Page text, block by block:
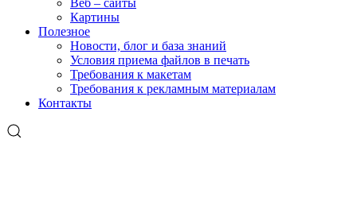
Картины
Полезное
Новости, блог и база знаний
Условия приема файлов в печать
Требования к макетам
Требования к рекламным материалам
Контакты